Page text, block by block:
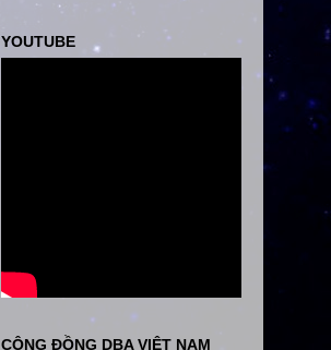
YOUTUBE
CỘNG ĐỒNG DBA VIỆT NAM